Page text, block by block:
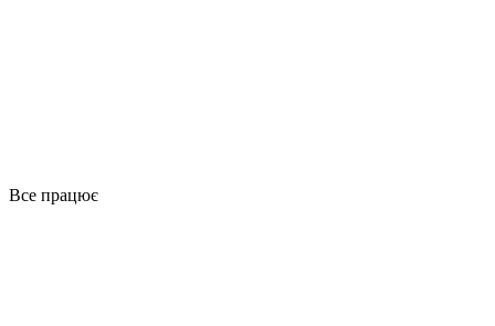
Все працює